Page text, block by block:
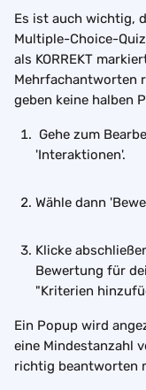
Es ist auch wichtig,
Multiple-Choice-
als KORREKT
Mehrfachantworten
geben keine halben
'Interaktionen'.
Wähle dann
Klicke
Bewertung für
"Kriterien
Ein Popup wird
eine Mindestanzahl
richtig beantworten